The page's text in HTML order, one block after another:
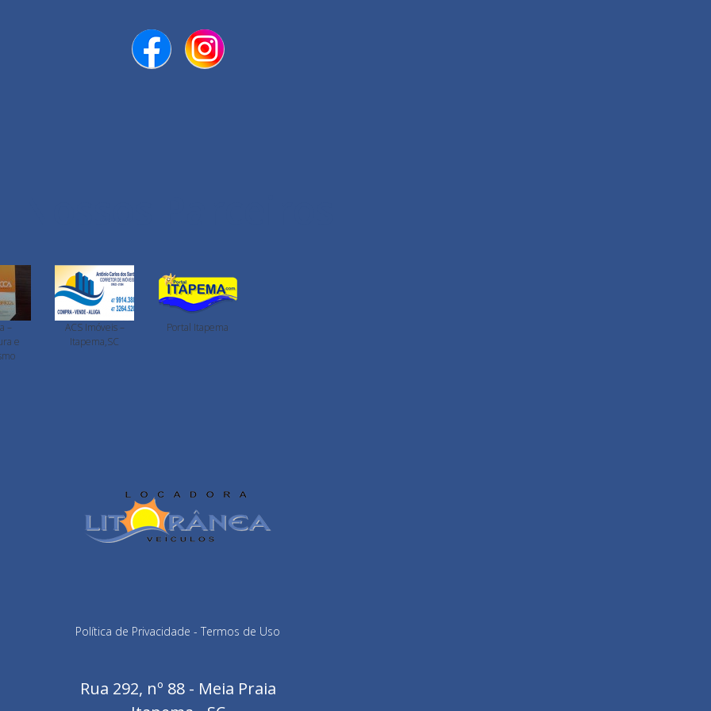
–
e
ACS Imóveis –
Itapema,SC
Portal Itapema
Política de Privacidade - Termos de Uso
Rua 292, nº 88 - Meia Praia